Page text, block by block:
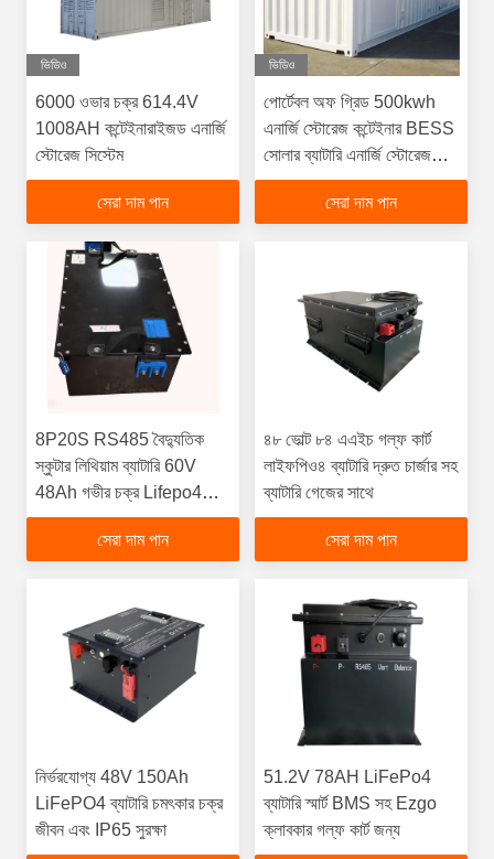
ভিডিও
6000 ওভার চক্র 614.4V
1008AH কন্টেইনারাইজড এনার্জি
স্টোরেজ সিস্টেম
সেরা দাম পান
ভিডিও
পোর্টেবল অফ গ্রিড 500kwh
এনার্জি স্টোরেজ কন্টেইনার BESS
সোলার ব্যাটারি এনার্জি স্টোরেজ
সিস্টেম
সেরা দাম পান
8P20S RS485 বৈদ্যুতিক
স্কুটার লিথিয়াম ব্যাটারি 60V
48Ah গভীর চক্র Lifepo4
ব্যাটারি
সেরা দাম পান
৪৮ ভোল্ট ৮৪ এএইচ গল্ফ কার্ট
লাইফপিও৪ ব্যাটারি দ্রুত চার্জার সহ
ব্যাটারি গেজের সাথে
সেরা দাম পান
নির্ভরযোগ্য 48V 150Ah
LiFePO4 ব্যাটারি চমৎকার চক্র
জীবন এবং IP65 সুরক্ষা
51.2V 78AH LiFePo4
ব্যাটারি স্মার্ট BMS সহ Ezgo
ক্লাবকার গল্ফ কার্ট জন্য